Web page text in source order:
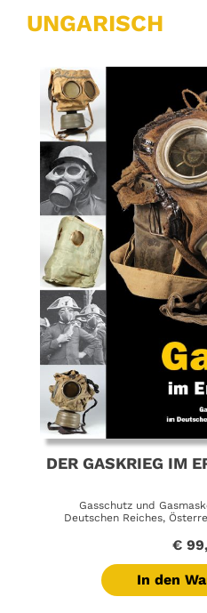
UNGARISCH
DER GASKRIEG IM
Gasschutz und
Deutschen Reiches,
€
In den